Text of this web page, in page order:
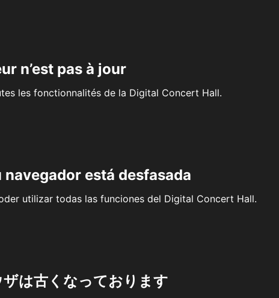
n’est pas à jour
les fonctionnalités de la Digital Concert Hall.
está desfasada
utilizar todas las funciones del Digital Concert Hall.
は古くなっております